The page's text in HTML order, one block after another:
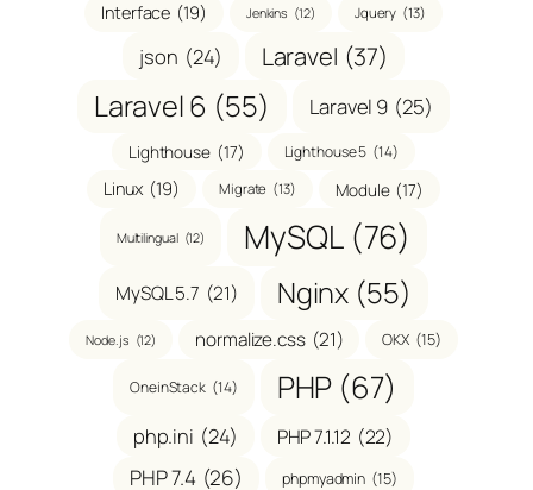
Interface (19) Jenkins (12) Jquery (13)
json (24) Laravel (37)
Laravel 6 (55) Laravel 9 (25)
Lighthouse (17) Lighthouse 5 (14)
Linux (19) Migrate (13) Module (17)
Multilingual (12) MySQL (76)
MySQL 5.7 (21) Nginx (55)
Node.js (12) normalize.css (21) OKX (15)
OneinStack (14) PHP (67)
php.ini (24) PHP 7.1.12 (22)
PHP 7.4 (26) phpmyadmin (15)